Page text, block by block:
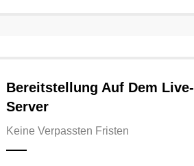
Bereitstellung Auf Dem Live-
Server
Keine Verpassten Fristen